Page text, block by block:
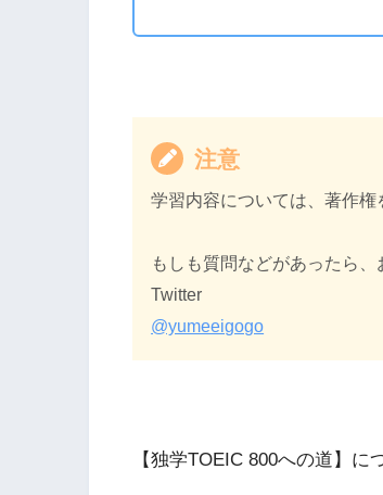
注意
学習内容については、著作権
もしも質問などがあったら、
Twitter
@yumeeigogo
【独学TOEIC 800への道】